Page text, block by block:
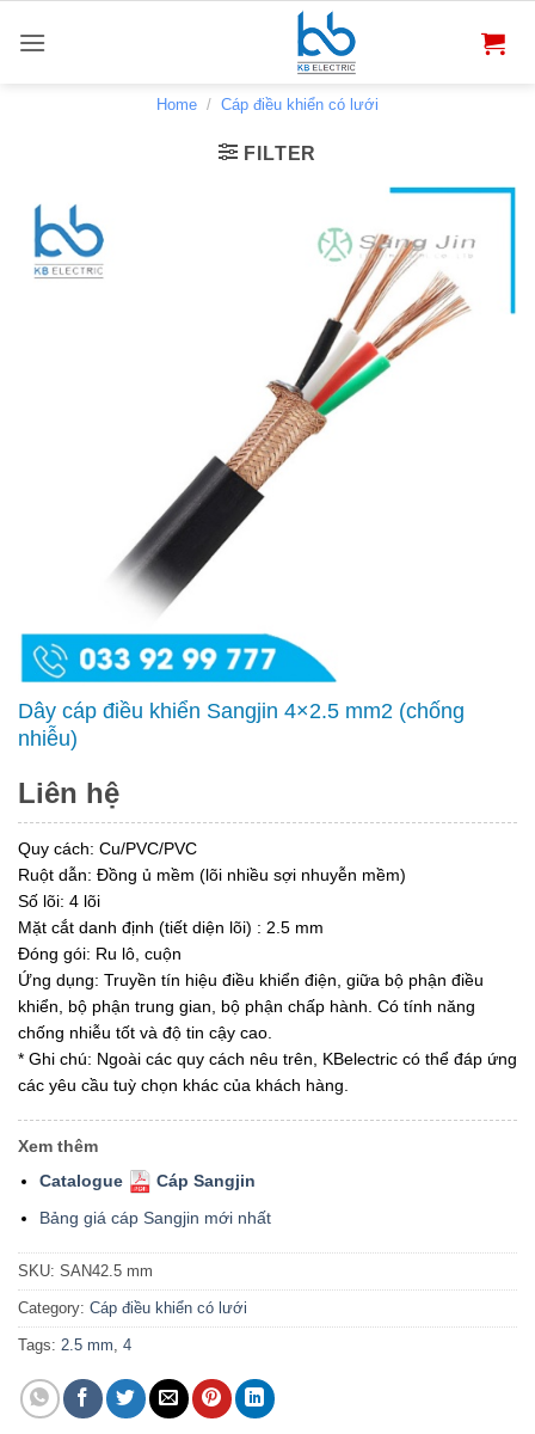
qua
Home / Cáp điều khiển có lưới
FILTER
Dây cáp điều khiển Sangjin 4×2.5 mm2 (chống
nhiễu)
Liên hệ
Quy cách: Cu/PVC/PVC
Ruột dẫn: Đồng ủ mềm (lõi nhiều sợi nhuyễn mềm)
Số lõi: 4 lõi
Mặt cắt danh định (tiết diện lõi) : 2.5 mm
Đóng gói: Ru lô, cuộn
Ứng dụng: Truyền tín hiệu điều khiển điện, giữa bộ phận điều
khiển, bộ phận trung gian, bộ phận chấp hành. Có tính năng
chống nhiễu tốt và độ tin cậy cao.
* Ghi chú: Ngoài các quy cách nêu trên, KBelectric có thể đáp ứng
các yêu cầu tuỳ chọn khác của khách hàng.
Xem thêm
Catalogue
Cáp Sangjin
Bảng giá cáp Sangjin mới nhất
SKU: SAN42.5 mm
Category: Cáp điều khiển có lưới
Tags: 2.5 mm, 4